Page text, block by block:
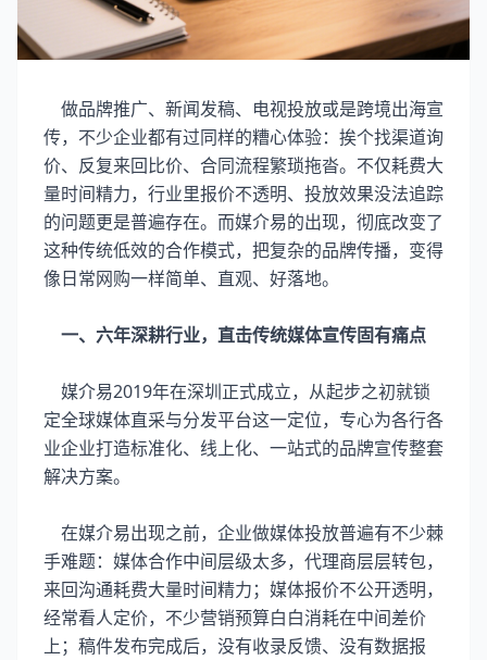
做品牌推广、新闻发稿、电视投放或是跨境出海宣
传，不少企业都有过同样的糟心体验：挨个找渠道询
价、反复来回比价、合同流程繁琐拖沓。不仅耗费大
量时间精力，行业里报价不透明、投放效果没法追踪
的问题更是普遍存在。而媒介易的出现，彻底改变了
这种传统低效的合作模式，把复杂的品牌传播，变得
像日常网购一样简单、直观、好落地。
一、六年深耕行业，直击传统媒体宣传固有痛点
媒介易2019年在深圳正式成立，从起步之初就锁
定全球媒体直采与分发平台这一定位，专心为各行各
业企业打造标准化、线上化、一站式的品牌宣传整套
解决方案。
在媒介易出现之前，企业做媒体投放普遍有不少棘
手难题：媒体合作中间层级太多，代理商层层转包，
来回沟通耗费大量时间精力；媒体报价不公开透明，
经常看人定价，不少营销预算白白消耗在中间差价
上；稿件发布完成后，没有收录反馈、没有数据报